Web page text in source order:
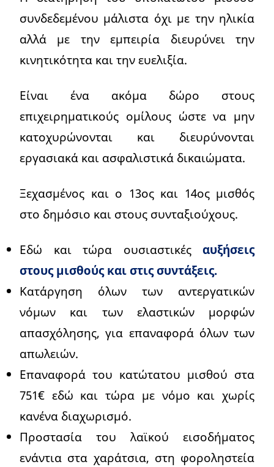
συνδεδεμένου μάλιστα όχι με την ηλικία
αλλά με την εμπειρία διευρύνει την
κινητικότητα και την ευελιξία.
Είναι ένα ακόμα δώρο στους
επιχειρηματικούς ομίλους ώστε να μην
κατοχυρώνονται και διευρύνονται
εργασιακά και ασφαλιστικά δικαιώματα.
Ξεχασμένος και ο 13ος και 14ος μισθός
στο δημόσιο και στους συνταξιούχους.
Εδώ και τώρα ουσιαστικές αυξήσεις
στους μισθούς και στις συντάξεις.
Κατάργηση όλων των αντεργατικών
νόμων και των ελαστικών μορφών
απασχόλησης, για επαναφορά όλων των
απωλειών.
Επαναφορά του κατώτατου μισθού στα
751€ εδώ και τώρα με νόμο και χωρίς
κανένα διαχωρισμό.
Προστασία του λαϊκού εισοδήματος
ενάντια στα χαράτσια, στη φοροληστεία